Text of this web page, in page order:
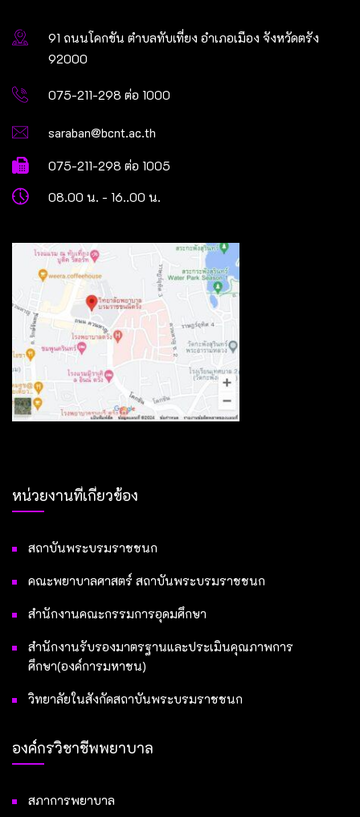
91 ถนนโคกขัน ตำบลทับเที่ยง อำเภอเมือง จังหวัดตรัง
92000
075-211-298 ต่อ 1000
saraban@bcnt.ac.th
075-211-298 ต่อ 1005
08.00 น. - 16..00 น.
หน่วยงานที่เกี่ยวข้อง
สถาบันพระบรมราชชนก
คณะพยาบาลศาสตร์ สถาบันพระบรมราชชนก
สำนักงานคณะกรรมการอุดมศึกษา
สำนักงานรับรองมาตรฐานและประเมินคุณภาพการ
ศึกษา(องค์การมหาชน)
วิทยาลัยในสังกัดสถาบันพระบรมราชชนก
องค์กรวิชาชีพพยาบาล
สภาการพยาบาล